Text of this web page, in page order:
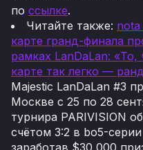
по ссылке.
Читайте также:
карте гранд-финала
рамках LanDaLan:
карте так легко —
Majestic LanDaLan #3
Москве с 25 по 28
турнира PARIVISION
счётом 3:2 в bo5-